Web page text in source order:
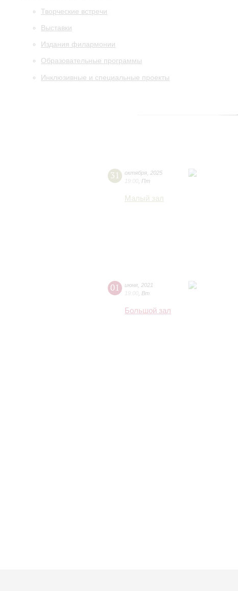
Творческие встречи
Выставки
Издания филармонии
Образовательные программы
Инклюзивные и специальные проекты
31 октября 2025
19:00 Пт
Малый зал
01 июня 2021
19:00 Вт
Большой зал